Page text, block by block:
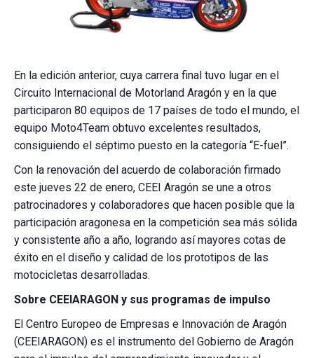
En la edición anterior, cuya carrera final tuvo lugar en el
Circuito Internacional de Motorland Aragón y en la que
participaron 80 equipos de 17 países de todo el mundo, el
equipo Moto4Team obtuvo excelentes resultados,
consiguiendo el séptimo puesto en la categoría “E-fuel”.
Con la renovación del acuerdo de colaboración firmado
este jueves 22 de enero, CEEI Aragón se une a otros
patrocinadores y colaboradores que hacen posible que la
participación aragonesa en la competición sea más sólida
y consistente año a año, logrando así mayores cotas de
éxito en el diseño y calidad de los prototipos de las
motocicletas desarrolladas.
Sobre CEEIARAGON y sus programas de impulso
El Centro Europeo de Empresas e Innovación de Aragón
(CEEIARAGON) es el instrumento del Gobierno de Aragón